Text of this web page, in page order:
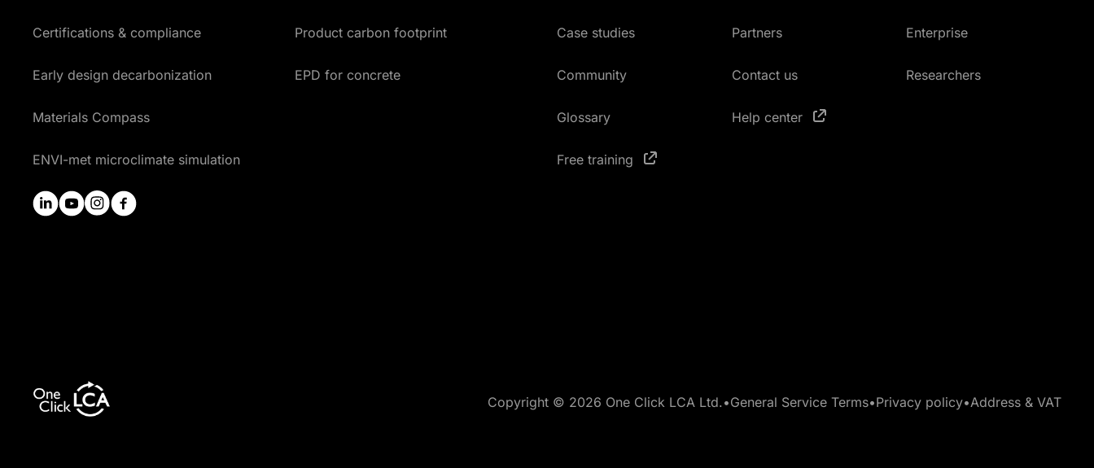
Certifications & compliance
Early design decarbonization
Materials Compass
ENVI-met microclimate simulation
linkedinyoutubeinstagram
Product carbon footprint
EPD for concrete
Case studies
Community
Glossary
Free training
Partners
Contact us
Help center
Enterprise
Researchers
Copyright © 2026 One Click LCA Ltd.•General Service Terms•Privacy policy•Address & VAT